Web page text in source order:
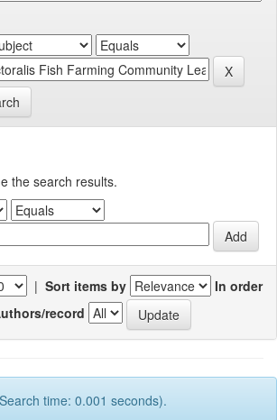
the search results.
| Sort items by
In order
record
time: 0.001 seconds).